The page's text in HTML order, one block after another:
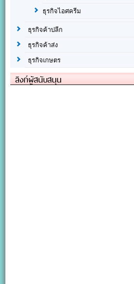
ธุรกิจไอศครีม
ธุรกิจค้าปลีก
ธุรกิจค้าส่ง
ธุรกิจเกษตร
ลิงก์ผู้สนับสนุน